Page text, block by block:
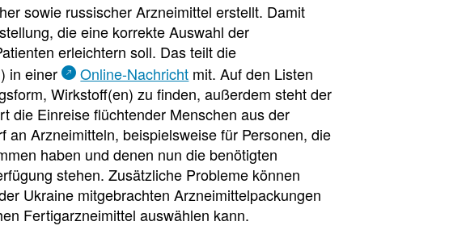
sowie russischer Arzneimittel erstellt. Damit
die eine korrekte Auswahl der
erleichtern soll. Das teilt die
in einer
Online-Nachricht mit. Auf den Listen
Wirkstoff(en) zu finden, außerdem steht der
die Einreise flüchtender Menschen aus der
Arzneimitteln, beispielsweise für Personen, die
haben und denen nun die benötigten
stehen. Zusätzliche Probleme können
Ukraine mitgebrachten Arzneimittelpackungen
Fertigarzneimittel auswählen kann.